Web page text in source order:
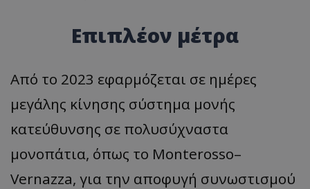
Επιπλέον μέτρα
Από το 2023 εφαρμόζεται σε ημέρες
μεγάλης κίνησης σύστημα μονής
κατεύθυνσης σε πολυσύχναστα
μονοπάτια, όπως το Monterosso–
Vernazza, για την αποφυγή συνωστισμού